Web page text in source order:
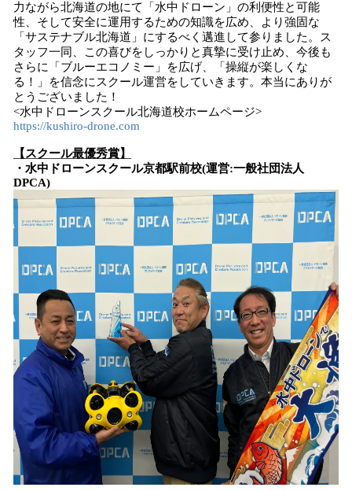
力ながら北海道の地にて「水中ドローン」の利便性と可能
性、そして安全に運用するための知識を広め、より強固な
「サステナブル北海道」にするべく邁進して参りました。ス
タッフ一同、この喜びをしっかりと真摯に受け止め、今後も
さらに「ブルーエコノミー」を広げ、「操縦が楽しくな
る！」を信念にスクール運営をしていきます。本当にありが
とうございました！
<水中ドローンスクール北海道校ホームページ>
https://kushiro-drone.com
【スクール最優秀賞】
・水中ドローンスクール京都駅前校(運営:一般社団法人
DPCA)